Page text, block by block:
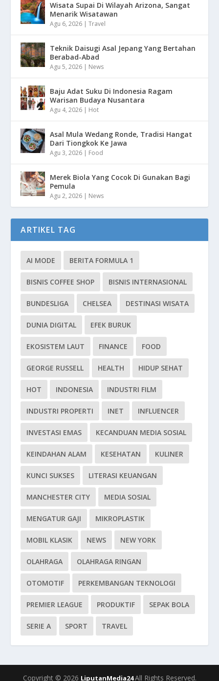
Wisata Supai Di Wilayah Arizona, Sangat
Menarik Wisatawan
Agu 6, 2026 |Travel
Teknik Daisugi Asal Jepang Yang Bertahan
Berabad-Abad
Agu 5, 2026 | News
Baju Adat Suku Di Indonesia Ragam
Warisan Budaya Nusantara
Agu 4, 2026 | Hot
Asal Mula Wedang Ronde, Tradisi Hangat
Dari Tiongkok Ke Jawa
Agu 3, 2026 | Food
Merek Biola Yang Cocok Di Gunakan Bagi
Pemula
Agu 2, 2026 | News
ARTIKEL TAG
AI MODE BERITA FORMULA 1
BISNIS COFFEE SHOP BISNIS INTERNASIONAL
BUNDESLIGA CHELSEA DESTINASI WISATA
DUNIA DIGITAL EFEK BURUK
EKOSISTEM LAUT FINANCE FOOD
GEORGE RUSSELL HEALTH HIDUP SEHAT
HOT INDONESIA INDUSTRI FILM
INDUSTRI PROPERTI INET INFLUENCER
INVESTASI EMAS KECANDUAN MEDIA SOSIAL
KEINDAHAN ALAM KESEHATAN KULINER
KUNCI SUKSES LITERASI KEUANGAN
MANCHESTER CITY MEDIA SOSIAL
MENGATUR GAJI MIKROPLASTIK
MOBIL KLASIK NEWS NEW YORK
OLAHRAGA OLAHRAGA RINGAN
OTOMOTIF PERKEMBANGAN TEKNOLOGI
PREMIER LEAGUE PRODUKTIF SEPAK BOLA
SERIE A SPORT TRAVEL
Copyright © 2026 LiputanMedia24All Rights Reserved.